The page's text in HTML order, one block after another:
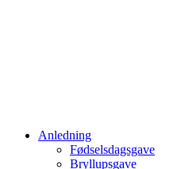
Anledning
Fødselsdagsgave
Bryllupsgave